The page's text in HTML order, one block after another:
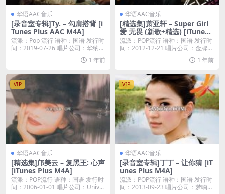
华语AAC音乐
[录音室专辑]Ty. – 勾肩搭背 [i
Tunes Plus AAC M4A]
流派：Pop 流行 语种：国语 发行时
间：2019-07-26 唱片公司：华纳
1 年前
华语AAC音乐
[精选集]萧亚轩 – Super Girl
爱 无畏 (新歌+精选) [iTunes
Plus M4A]
流派：POP流行 语种：国语 发行时
间：2012-12-21 唱片公司：金牌大
1 年前
VIP
华语AAC音乐
[精选集]邝美云 – 复黑王: 心声
[iTunes Plus M4A]
流派：POP流行 语种：国语 发行时
间：2006-01-01 唱片公司：Univ...
VIP
华语AAC音乐
[录音室专辑]丁丁 – 让你猜 [iT
unes Plus M4A]
流派：POP流行 语种：国语 发行时
间：2013-09-23 唱片公司：梦响强